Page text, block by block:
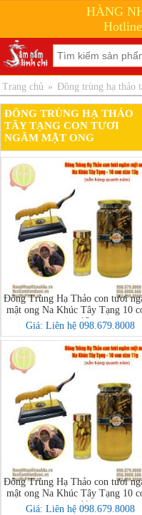
HÀNG
Trang chủ » Đông trùng hạ thảo
ĐÔNG TRÙNG HẠ THẢO
TÂY TẠNG CON TƯƠI
NGÂM MẬT ONG
Đông Trùng Hạ Thảo con tươi
mật ong Na Khúc Tây Tạng 10
size 13g
Giá: Liên hệ 098.679.8008
Đông Trùng Hạ Thảo con tươi
mật ong Na Khúc Tây Tạng 10
size 11g
Giá: Liên hệ 098.679.8008